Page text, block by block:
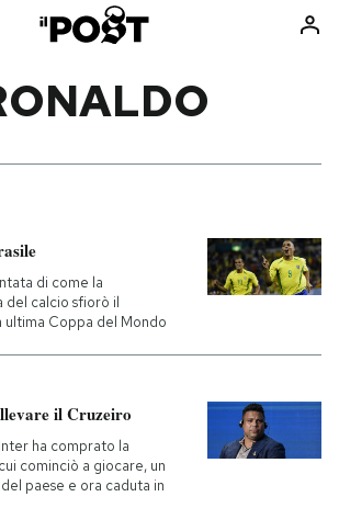
Consumismi
Mondiali calcio 2026
di come la
del calcio sfiorò il
ultima Coppa del Mondo
il Cruzeiro
ha comprato la
cominciò a giocare, un
paese e ora caduta in